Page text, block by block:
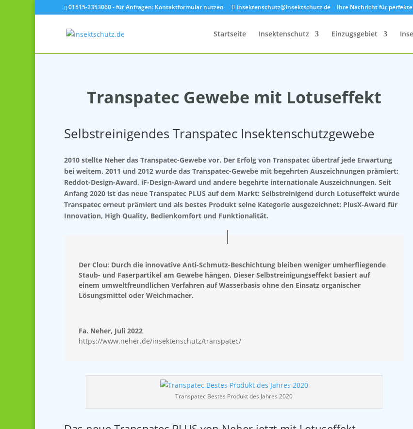
01515-2353060 - für Anfragen: Kontaktformular nutzen insektenschutz@insektschutz.de Ihre Nachricht für
Startseite Insektenschutz Einzugsgebiet
Transpatec Gewebe mit Lotuseffekt
Selbstreinigendes Transpatec Insektenschutzgewebe
2010 stellte Neher das Transpatec-Gewebe vor. Der Erfolg von Transpatec übertraf jede Erwartung
bei weitem. 2011 und 2012 wurde das Transpatec-Gewebe mit begehrten Auszeichnungen prämiert:
Reddot-Design-Award, iF-Design-Award und andere begehrte internationale Auszeichnungen. Seit
Anfang 2020 ist das neue Transpatec PLUS auf dem Markt: Selbstreinigend durch Lotuseffekt wurde
Transpatec erneut prämiert und als bestes Produkt seine Kategorie ausgezeichnet: PlusX-Award für
Innovation, High Quality, Bedienkomfort und Funktionalität.
Der Clou: Durch die innovative Anti-Schmutz-Beschichtung bleiben weniger umherfliegende
Staub- und Faserpartikel am Gewebe hängen. Dieser Selbstreinigungseffekt basiert auf
einem umweltfreundlichen Verfahren auf Wasserbasis ohne den Einsatz organischer
Lösungsmittel oder Weichmacher.
Fa. Neher, Juli 2022
https://www.neher.de/insektenschutz/transpatec/
Transpatec Bestes Produkt des Jahres 2020